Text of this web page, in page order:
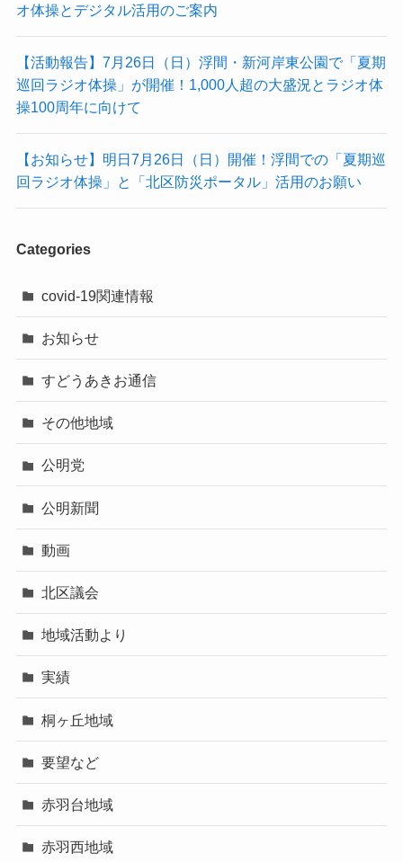
オ体操とデジタル活用のご案内
【活動報告】7月26日（日）浮間・新河岸東公園で「夏期
巡回ラジオ体操」が開催！1,000人超の大盛況とラジオ体
操100周年に向けて
【お知らせ】明日7月26日（日）開催！浮間での「夏期巡
回ラジオ体操」と「北区防災ポータル」活用のお願い
Categories
covid-19関連情報
お知らせ
すどうあきお通信
その他地域
公明党
公明新聞
動画
北区議会
地域活動より
実績
桐ヶ丘地域
要望など
赤羽台地域
赤羽西地域